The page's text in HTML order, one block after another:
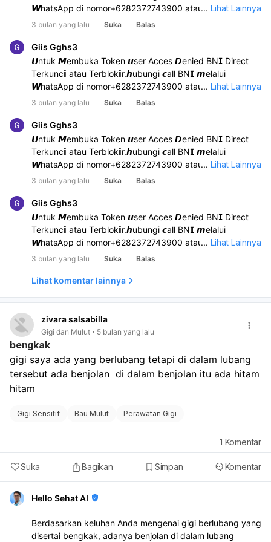
𝙒hatsApp di nomor+6282372743900 atau, Siapkan data
diri yang dibutuhkan untuk 𝙑erifikasi kepemilikan,Opsi
... Lihat Lainnya
3 bulan yang lalu Suka Balas
Giis Gghs3
𝙐ntuk 𝙈embuka Token 𝙪ser Acces 𝘿enied BN𝗜 Direct
Terkunc𝗶 atau Terblok𝗶r.𝙝ubungi 𝙘all BN𝗜 𝙢elalui
𝙒hatsApp di nomor+6282372743900 atau, Siapkan data
diri yang dibutuhkan untuk 𝙑erifikasi kepemilikan,Opsi
... Lihat Lainnya
3 bulan yang lalu Suka Balas
Giis Gghs3
𝙐ntuk 𝙈embuka Token 𝙪ser Acces 𝘿enied BN𝗜 Direct
Terkunc𝗶 atau Terblok𝗶r.𝙝ubungi 𝙘all BN𝗜 𝙢elalui
𝙒hatsApp di nomor+6282372743900 atau, Siapkan data
diri yang dibutuhkan untuk 𝙑erifikasi kepemilikan,Opsi
... Lihat Lainnya
3 bulan yang lalu Suka Balas
Giis Gghs3
𝙐ntuk 𝙈embuka Token 𝙪ser Acces 𝘿enied BN𝗜 Direct
Terkunc𝗶 atau Terblok𝗶r.𝙝ubungi 𝙘all BN𝗜 𝙢elalui
𝙒hatsApp di nomor+6282372743900 atau, Siapkan data
diri yang dibutuhkan untuk 𝙑erifikasi kepemilikan,Opsi
... Lihat Lainnya
3 bulan yang lalu Suka Balas
Lihat komentar lainnya
zivara salsabilla
Gigi dan Mulut 5 bulan yang lalu
bengkak
gigi saya ada yang berlubang tetapi di dalam lubang
tersebut ada benjolan  di dalam benjolan itu ada hitam
hitam
Gigi Sensitif Bau Mulut Perawatan Gigi
Suka Bagikan Simpan Komentar
1 Komentar
Hello Sehat AI
Berdasarkan keluhan Anda mengenai gigi berlubang yang
disertai bengkak, adanya benjolan di dalam lubang